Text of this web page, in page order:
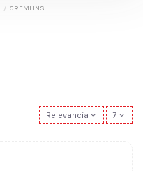
GREMLINS
Relevancia 7